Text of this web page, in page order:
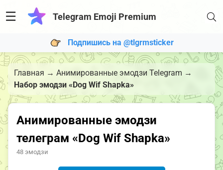
☰ Telegram Emoji Premium
Подпишись на @tlgrmsticker
Главная → Анимированные эмодзи Telegram →
Набор эмодзи «Dog Wif Shapka»
Анимированные эмодзи
телеграм «Dog Wif Shapka»
48 эмодзи